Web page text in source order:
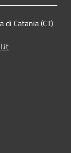
di Catania (CT)